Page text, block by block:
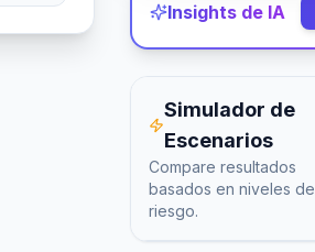
Insights de IA
Simulador de
Escenarios
Compare resultados
basados en niveles de
riesgo.